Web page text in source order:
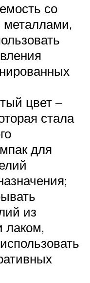
со
металлами,
цвет –
стала
для
из
лаком,